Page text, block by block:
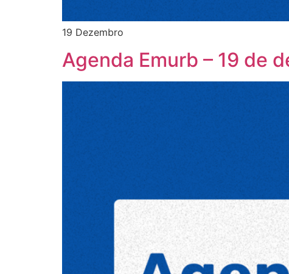
19 Dezembro
Agenda Emurb – 19 de